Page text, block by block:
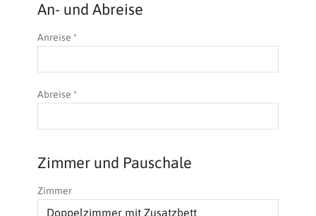
An- und Abreise
Anreise *
Abreise *
Zimmer und Pauschale
Zimmer